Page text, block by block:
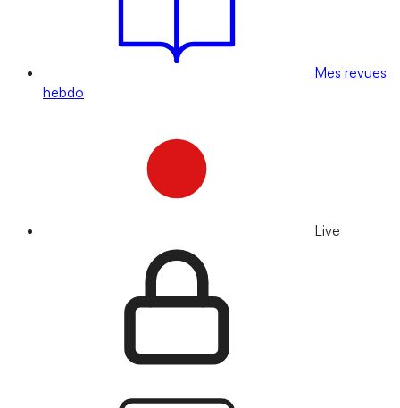
Mes revues
hebdo
Live